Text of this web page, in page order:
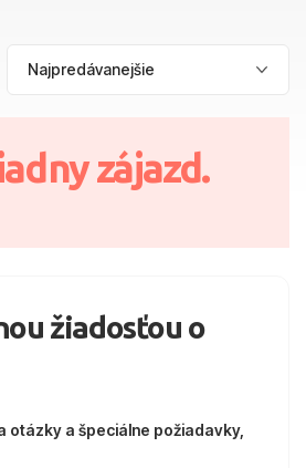
zájazd.
žiadosťou o
otázky a špeciálne požiadavky,